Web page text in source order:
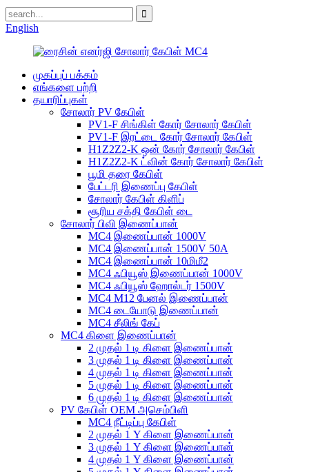
English
முகப்புப் பக்கம்
எங்களை பற்றி
தயாரிப்புகள்
சோலார் PV கேபிள்
PV1-F சிங்கிள் கோர் சோலார் கேபிள்
PV1-F இரட்டை கோர் சோலார் கேபிள்
H1Z2Z2-K ஒன் கோர் சோலார் கேபிள்
H1Z2Z2-K ட்வின் கோர் சோலார் கேபிள்
பூமி தரை கேபிள்
பேட்டரி இணைப்பு கேபிள்
சோலார் கேபிள் கிளிப்
சூரிய சக்தி கேபிள் டை
சோலார் பிவி இணைப்பான்
MC4 இணைப்பான் 1000V
MC4 இணைப்பான் 1500V 50A
MC4 இணைப்பான் 10மிமீ2
MC4 ஃபியூஸ் இணைப்பான் 1000V
MC4 ஃபியூஸ் ஹோல்டர் 1500V
MC4 M12 பேனல் இணைப்பான்
MC4 டையோடு இணைப்பான்
MC4 சீலிங் கேப்
MC4 கிளை இணைப்பான்
2 முதல் 1 டி கிளை இணைப்பான்
3 முதல் 1 டி கிளை இணைப்பான்
4 முதல் 1 டி கிளை இணைப்பான்
5 முதல் 1 டி கிளை இணைப்பான்
6 முதல் 1 டி கிளை இணைப்பான்
PV கேபிள் OEM அசெம்பிளி
MC4 நீட்டிப்பு கேபிள்
2 முதல் 1 Y கிளை இணைப்பான்
3 முதல் 1 Y கிளை இணைப்பான்
4 முதல் 1 Y கிளை இணைப்பான்